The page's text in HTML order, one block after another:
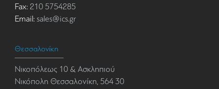
Fax: 210 5754285
Email: sales@ics.gr
Θεσσαλονίκη
Νικοπόλεως 10 & Ασκληπιού
Νικόπολη Θεσσαλονίκη, 564 30